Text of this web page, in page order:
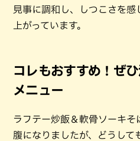
見事に調和し、しつこさを
上がっています。
コレもおすすめ！ぜ
メニュー
ラフテー炒飯＆軟骨ソーキ
腹になりましたが、どうして